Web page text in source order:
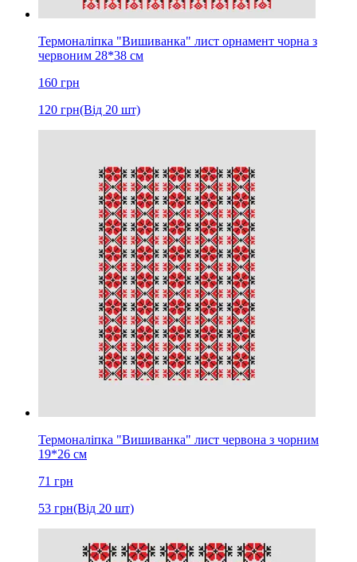
Термоналіпка "Вишиванка" лист орнамент чорна з
червоним 28*38 см
160 грн
120 грн(Від 20 шт)
Термоналіпка "Вишиванка" лист червона з чорним
19*26 см
71 грн
53 грн(Від 20 шт)